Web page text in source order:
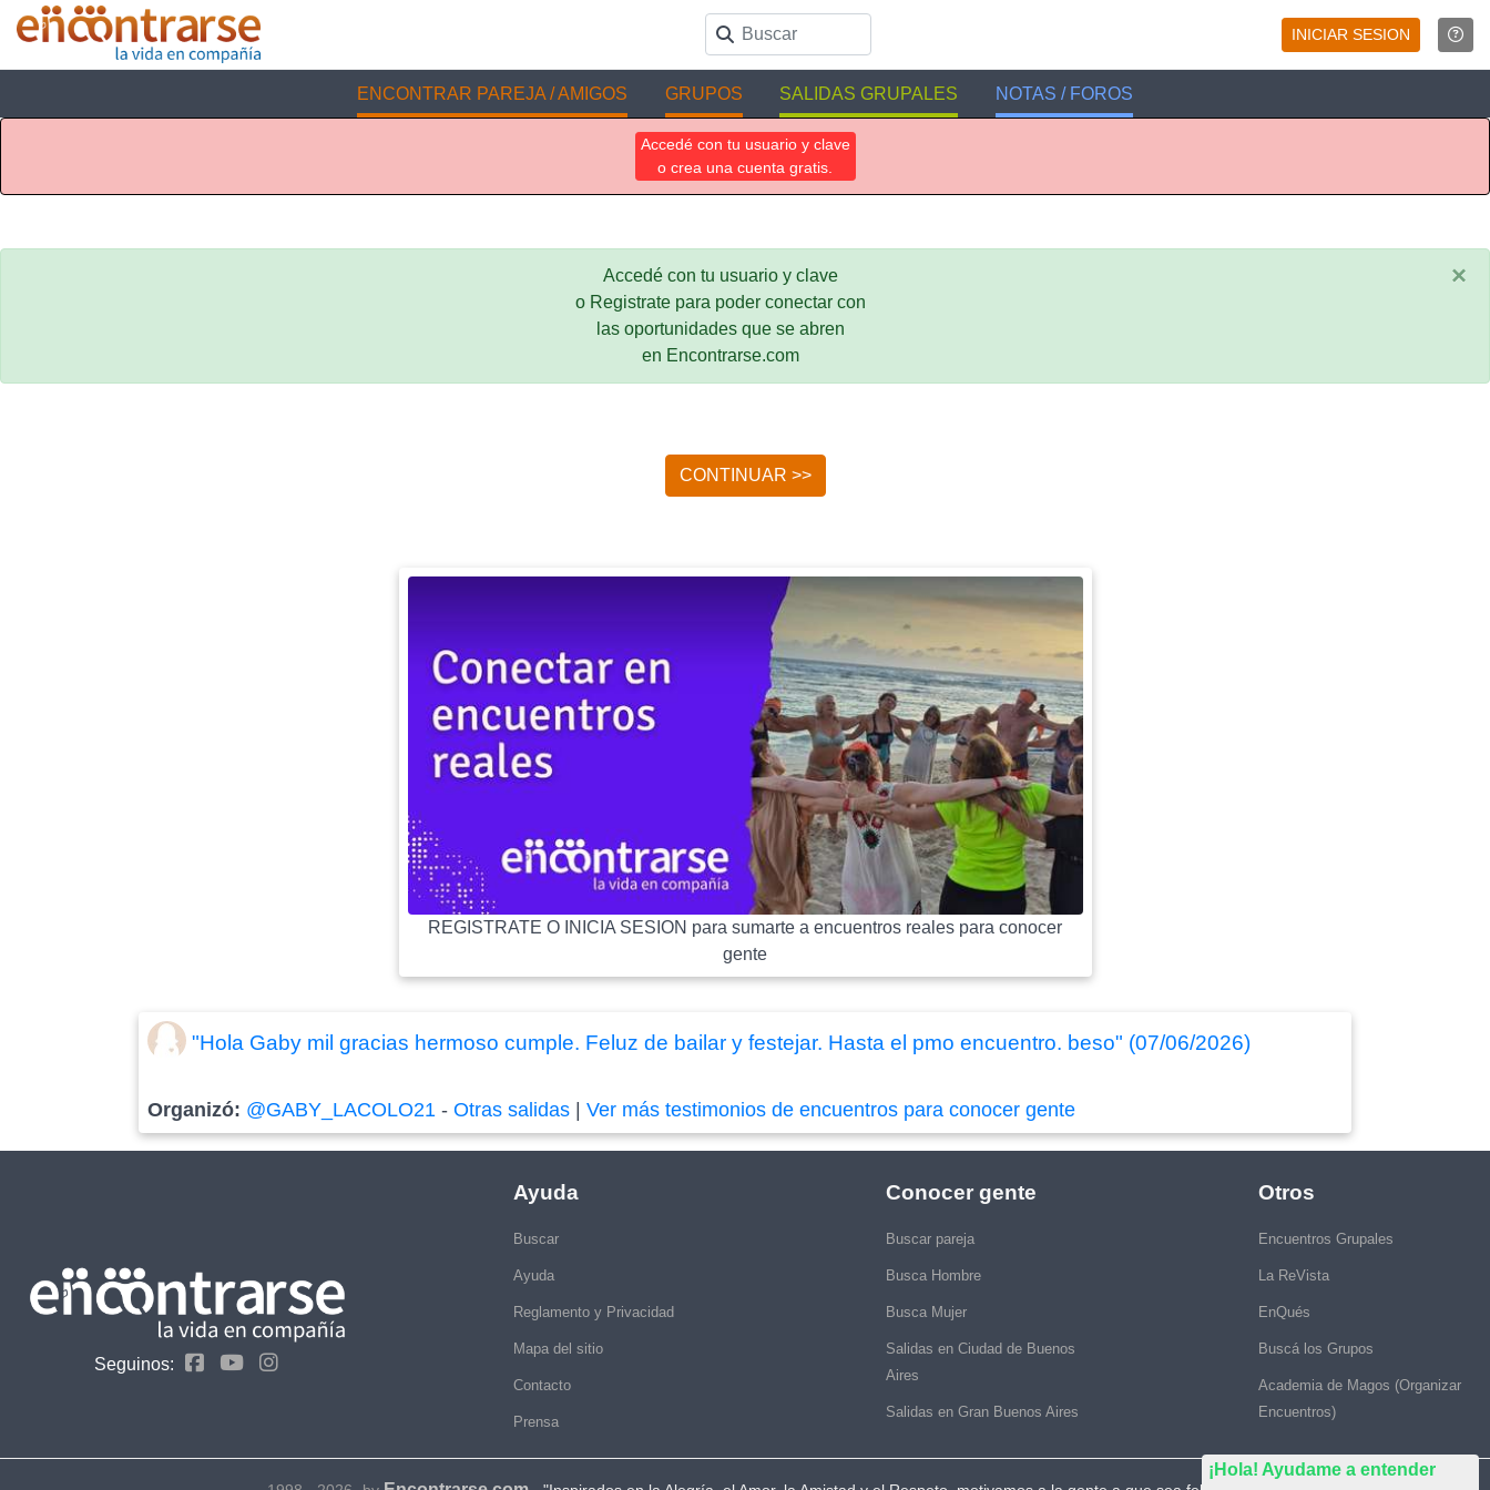
INICIAR SESION
ENCONTRAR PAREJA / AMIGOS GRUPOS SALIDAS GRUPALES NOTAS / FOROS
¡Hola! Ayudame a entender
Accedé con tu usuario y clave
o crea una cuenta gratis.
Accedé con tu usuario y clave
o Registrate para poder conectar con
las oportunidades que se abren
en Encontrarse.com
×
CONTINUAR >>
REGISTRATE O INICIA SESION para sumarte a encuentros reales para conocer
gente
"Hola Gaby mil gracias hermoso cumple. Feluz de bailar y festejar. Hasta el pmo encuentro. beso" (07/06/2026)
Organizó: @GABY_LACOLO21 -Otras salidas |Ver más testimonios de encuentros para conocer gente
Seguinos:
Ayuda
Buscar
Ayuda
Reglamento y Privacidad
Mapa del sitio
Contacto
Prensa
Conocer gente
Buscar pareja
Busca Hombre
Busca Mujer
Salidas en Ciudad de Buenos
Aires
Salidas en Gran Buenos Aires
Otros
Encuentros Grupales
La ReVista
EnQués
Buscá los Grupos
Academia de Magos (Organizar
Encuentros)